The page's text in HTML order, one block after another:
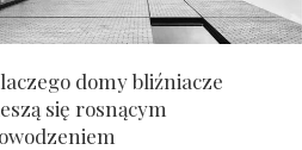
domy bliźniacze
się rosnącym